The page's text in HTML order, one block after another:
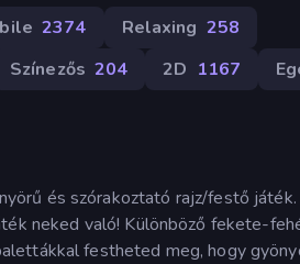
2374 Relaxing 258
Színezős 204 2D 1167
és szórakoztató rajz/festő
neked való! Különböző fekete-
festheted meg, hogy